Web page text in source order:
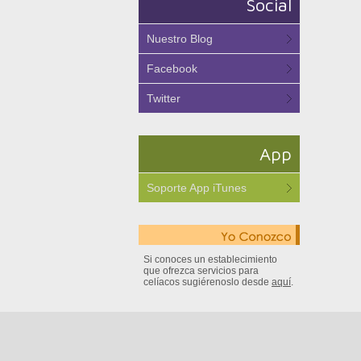
Social
Nuestro Blog
Facebook
Twitter
App
Soporte App iTunes
Si conoces un establecimiento
que ofrezca servicios para
celíacos sugiérenoslo desde aquí.